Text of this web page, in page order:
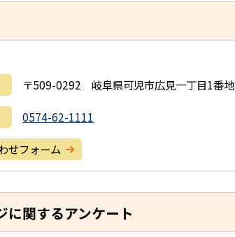
〒509-0292 岐阜県可児市広見一丁目1番地
0574-62-1111
せフォーム
に関するアンケート